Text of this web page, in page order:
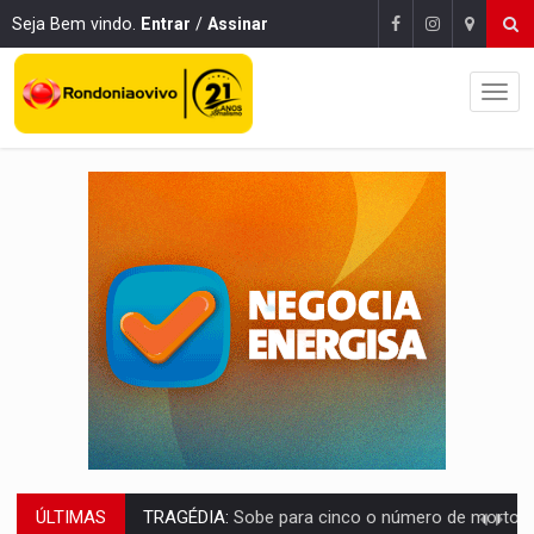
Seja Bem vindo. Entrar / Assinar
ÚLTIMAS TRANSPORTE DE ARROZ:MPF assegura cumprimento da legislação sobre transporte